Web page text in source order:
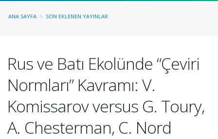
ANA SAYFA SON EKLENEN YAYINLAR
Rus ve Batı Ekolünde “Çeviri
Normları” Kavramı: V.
Komissarov versus G. Toury,
A. Chesterman, C. Nord